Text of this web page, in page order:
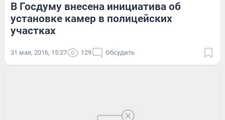
В Госдуму внесена инициатива об
установке камер в полицейских
участках
31 мая, 2016, 15:27 129 Обсудить